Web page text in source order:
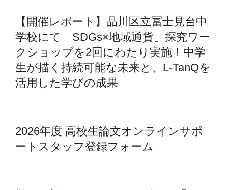
【開催レポート】品川区立冨士見台中
学校にて「SDGs×地域通貨」探究ワー
クショップを2回にわたり実施！中学
生が描く持続可能な未来と、L-TanQを
活用した学びの成果
2026年度 高校生論文オンラインサポ
ートスタッフ登録フォーム